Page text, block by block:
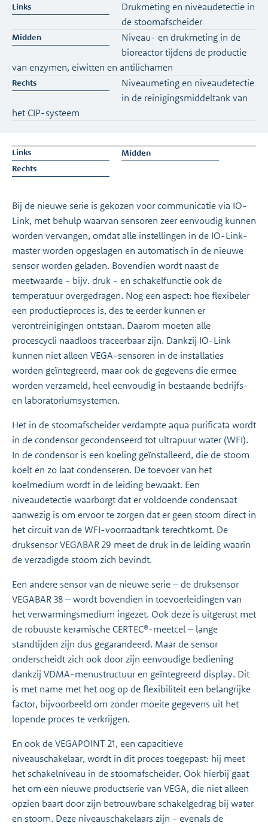
Drukmeting en niveaudetectie in
de stoomafscheider
Niveau- en drukmeting in de
bioreactor tijdens de productie
van enzymen, eiwitten en antilichamen
Niveaumeting en niveaudetectie
in de reinigingsmiddeltank van
het CIP-systeem
Bij de nieuwe serie is gekozen voor communicatie via IO-
Link, met behulp waarvan sensoren zeer eenvoudig kunnen
worden vervangen, omdat alle instellingen in de IO-Link-
master worden opgeslagen en automatisch in de nieuwe
sensor worden geladen. Bovendien wordt naast de
meetwaarde - bijv. druk - en schakelfunctie ook de
temperatuur overgedragen. Nog een aspect: hoe flexibeler
een productieproces is, des te eerder kunnen er
verontreinigingen ontstaan. Daarom moeten alle
procescycli naadloos traceerbaar zijn. Dankzij IO-Link
kunnen niet alleen VEGA-sensoren in de installaties
worden geïntegreerd, maar ook de gegevens die ermee
worden verzameld, heel eenvoudig in bestaande bedrijfs-
en laboratoriumsystemen.
Het in de stoomafscheider verdampte aqua purificata wordt
in de condensor gecondenseerd tot ultrapuur water (WFI).
In de condensor is een koeling geïnstalleerd, die de stoom
koelt en zo laat condenseren. De toevoer van het
koelmedium wordt in de leiding bewaakt. Een
niveaudetectie waarborgt dat er voldoende condensaat
aanwezig is om ervoor te zorgen dat er geen stoom direct in
het circuit van de WFI-voorraadtank terechtkomt. De
druksensor VEGABAR 29 meet de druk in de leiding waarin
de verzadigde stoom zich bevindt.
Een andere sensor van de nieuwe serie – de druksensor
VEGABAR 38 – wordt bovendien in toevoerleidingen van
het verwarmingsmedium ingezet. Ook deze is uitgerust met
de robuuste keramische CERTEC®-meetcel – lange
standtijden zijn dus gegarandeerd. Maar de sensor
onderscheidt zich ook door zijn eenvoudige bediening
dankzij VDMA-menustructuur en geïntegreerd display. Dit
is met name met het oog op de flexibiliteit een belangrijke
factor, bijvoorbeeld om zonder moeite gegevens uit het
lopende proces te verkrijgen.
En ook de VEGAPOINT 21, een capacitieve
niveauschakelaar, wordt in dit proces toegepast: hij meet
het schakelniveau in de stoomafscheider. Ook hierbij gaat
het om een nieuwe productserie van VEGA, die niet alleen
opzien baart door zijn betrouwbare schakelgedrag bij water
en stoom. Deze niveauschakelaars zijn - evenals de